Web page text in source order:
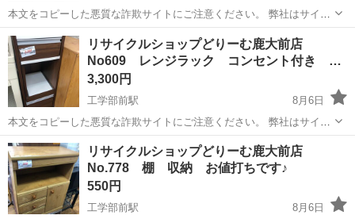
本文をコピーした悪質な詐欺サイトにご注意ください。 弊社はサイト
内でのクレジット決済や銀行振り込みを致しておりません。 リサイク
ルショップどりーむ掲載商品を ご覧下さいまして誠にありがとうござ
います。 どりー...
鹿児島 鹿児島市 工学部前駅 収納家具 商品
リサイクルショップどりーむ鹿大前店
No609 レンジラック コンセント付き …
3,300円
工学部前駅
8月6日
本文をコピーした悪質な詐欺サイトにご注意ください。 弊社はサイト
内でのクレジット決済や銀行振り込みを致しておりません。 リサイク
ルショップどりーむ掲載商品を ご覧下さいまして誠にありがとうござ
います。 どりー...
鹿児島 鹿児島市 工学部前駅 収納家具 商品
リサイクルショップどりーむ鹿大前店
No.778 棚 収納 お値打ちです♪
550円
工学部前駅
8月6日